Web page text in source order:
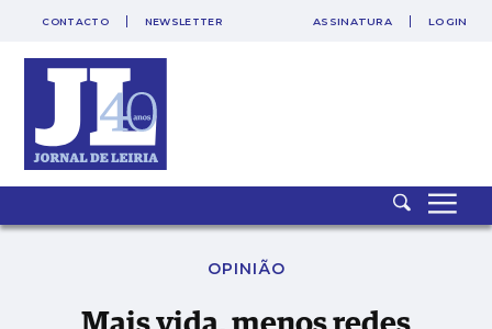
SAIR
CONTACTO NEWSLETTER ASSINATURA LOGIN
Mais vida, menos redes
OPINIÃO